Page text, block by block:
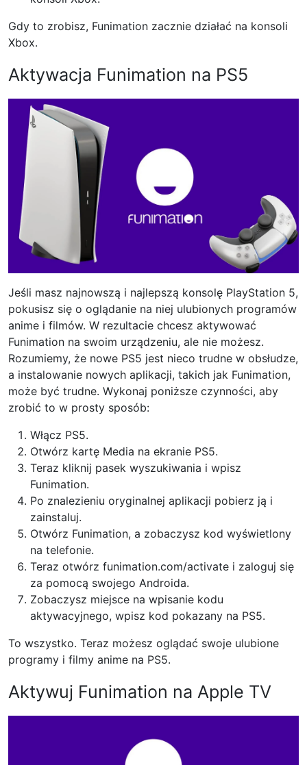
Gdy to zrobisz, Funimation zacznie działać na konsoli
Xbox.
Aktywacja Funimation na PS5
Jeśli masz najnowszą i najlepszą konsolę PlayStation 5,
pokusisz się o oglądanie na niej ulubionych programów
anime i filmów. W rezultacie chcesz aktywować
Funimation na swoim urządzeniu, ale nie możesz.
Rozumiemy, że nowe PS5 jest nieco trudne w obsłudze,
a instalowanie nowych aplikacji, takich jak Funimation,
może być trudne. Wykonaj poniższe czynności, aby
zrobić to w prosty sposób:
Włącz PS5.
Otwórz kartę Media na ekranie PS5.
Teraz kliknij pasek wyszukiwania i wpisz
Funimation.
Po znalezieniu oryginalnej aplikacji pobierz ją i
zainstaluj.
Otwórz Funimation, a zobaczysz kod wyświetlony
na telefonie.
Teraz otwórz funimation.com/activate i zaloguj się
za pomocą swojego Androida.
Zobaczysz miejsce na wpisanie kodu
aktywacyjnego, wpisz kod pokazany na PS5.
To wszystko. Teraz możesz oglądać swoje ulubione
programy i filmy anime na PS5.
Aktywuj Funimation na Apple TV